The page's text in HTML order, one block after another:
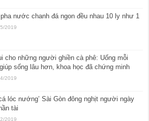
nước chanh đá ngon đều nhau 10 ly như 1
2019
cho những người ghiền cà phê: Uống mỗi
sống lâu hơn, khoa học đã chứng minh
2019
lóc nướng’ Sài Gòn đông nghịt người ngày
tài
2019